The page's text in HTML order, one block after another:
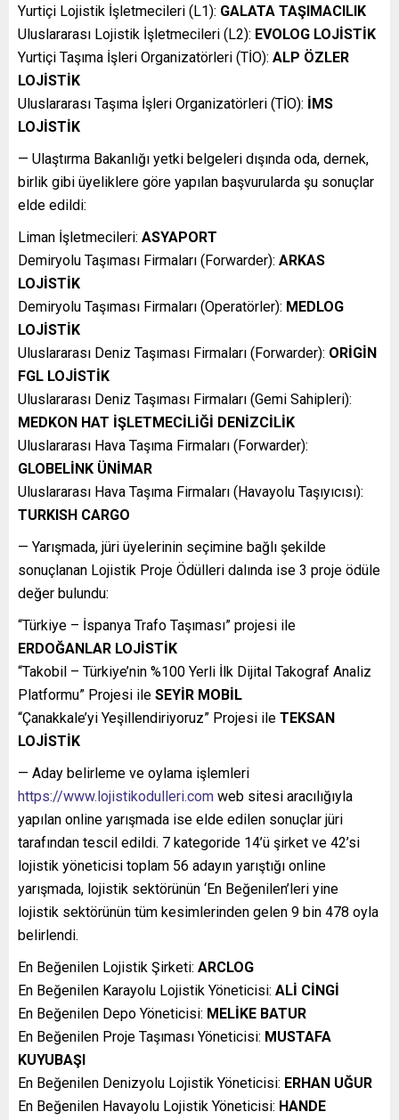
Yurtiçi Lojistik İşletmecileri (L1): GALATA TAŞIMACILIK
Uluslararası Lojistik İşletmecileri (L2): EVOLOG LOJİSTİK
Yurtiçi Taşıma İşleri Organizatörleri (TİO): ALP ÖZLER
LOJİSTİK
Uluslararası Taşıma İşleri Organizatörleri (TİO): İMS
LOJİSTİK
— Ulaştırma Bakanlığı yetki belgeleri dışında oda, dernek,
birlik gibi üyeliklere göre yapılan başvurularda şu sonuçlar
elde edildi:
Liman İşletmecileri: ASYAPORT
Demiryolu Taşıması Firmaları (Forwarder): ARKAS
LOJİSTİK
Demiryolu Taşıması Firmaları (Operatörler): MEDLOG
LOJİSTİK
Uluslararası Deniz Taşıması Firmaları (Forwarder): ORİGİN
FGL LOJİSTİK
Uluslararası Deniz Taşıması Firmaları (Gemi Sahipleri):
MEDKON HAT İŞLETMECİLİĞİ DENİZCİLİK
Uluslararası Hava Taşıma Firmaları (Forwarder):
GLOBELİNK ÜNİMAR
Uluslararası Hava Taşıma Firmaları (Havayolu Taşıyıcısı):
TURKISH CARGO
— Yarışmada, jüri üyelerinin seçimine bağlı şekilde
sonuçlanan Lojistik Proje Ödülleri dalında ise 3 proje ödüle
değer bulundu:
“Türkiye – İspanya Trafo Taşıması” projesi ile
ERDOĞANLAR LOJİSTİK
“Takobil – Türkiye’nin %100 Yerli İlk Dijital Takograf Analiz
Platformu” Projesi ile SEYİR MOBİL
“Çanakkale’yi Yeşillendiriyoruz” Projesi ile TEKSAN
LOJİSTİK
— Aday belirleme ve oylama işlemleri
https://www.lojistikodulleri.com web sitesi aracılığıyla
yapılan online yarışmada ise elde edilen sonuçlar jüri
tarafından tescil edildi. 7 kategoride 14’ü şirket ve 42’si
lojistik yöneticisi toplam 56 adayın yarıştığı online
yarışmada, lojistik sektörünün ‘En Beğenilen’leri yine
lojistik sektörünün tüm kesimlerinden gelen 9 bin 478 oyla
belirlendi.
En Beğenilen Lojistik Şirketi: ARCLOG
En Beğenilen Karayolu Lojistik Yöneticisi: ALİ CİNGİ
En Beğenilen Depo Yöneticisi: MELİKE BATUR
En Beğenilen Proje Taşıması Yöneticisi: MUSTAFA
KUYUBAŞI
En Beğenilen Denizyolu Lojistik Yöneticisi: ERHAN UĞUR
En Beğenilen Havayolu Lojistik Yöneticisi: HANDE